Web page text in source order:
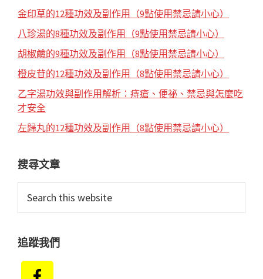
金印草的12種功效及副作用（9點使用禁忌請小心）
八珍湯的8種功效及副作用（9點使用禁忌請小心）
胡椒鹼的9種功效及副作用（8點使用禁忌請小心）
橙皮苷的12種功效及副作用（8點使用禁忌請小心）
乙字湯功效與副作用解析：痔瘡、便祕、禁忌與怎麼吃
才安全
左歸丸的12種功效及副作用（8點使用禁忌請小心）
搜尋文章
this
追蹤我們